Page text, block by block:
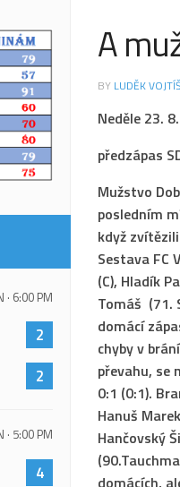
A
BY LUDĚK
Neděle 23.
předzápas
Mužstvo
posledním
když
Sestava FC
(C), Hladík
Tomáš (71.
domácí
chyby v
převahu, se
0:1 (0:1).
Hanuš
Hančovský
domácích,
· 6:00 PM
2
2
· 5:00 PM
4